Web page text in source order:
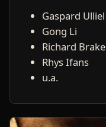
Gaspard Ulliel
Gong Li
Richard Brake
Rhys Ifans
u.a.